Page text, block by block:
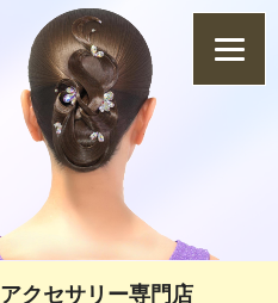
クセサリー専門店